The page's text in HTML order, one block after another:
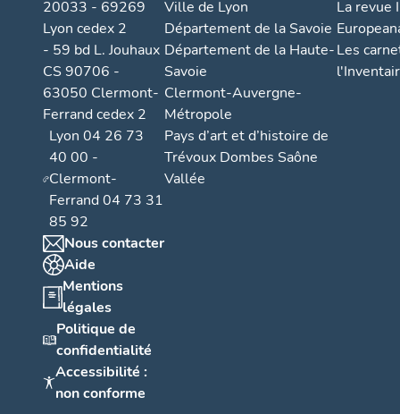
20033 - 69269
Lyon cedex 2
- 59 bd L. Jouhaux
CS 90706 -
63050 Clermont-
Ferrand cedex 2
Lyon 04 26 73
40 00 -
Clermont-
Ferrand 04 73 31
85 92
Nous contacter
Aide
Mentions
légales
Politique de
confidentialité
Accessibilité :
non conforme
Ville de Lyon
Département de la Savoie
Département de la Haute-
Savoie
Clermont-Auvergne-
Métropole
Pays d’art et d’histoire de
Trévoux Dombes Saône
Vallée
La revue
Les